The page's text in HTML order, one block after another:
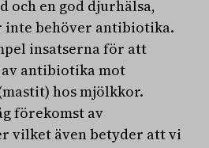
och en god djurhälsa,
inte behöver antibiotika.
insatserna för att
antibiotika mot
hos mjölkkor.
förekomst av
vilket även betyder att vi